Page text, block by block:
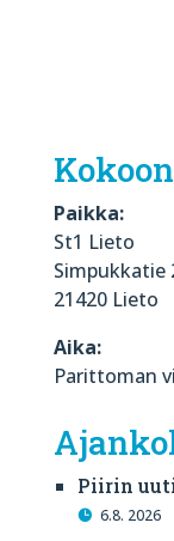
Paikka:
St1 Lieto
Simpukkatie
21420 Lieto
Aika:
Parittoman
Piirin
6.8. 2026